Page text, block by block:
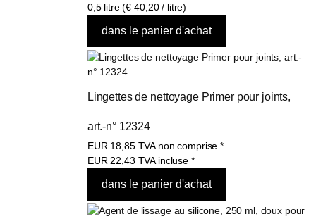
0,5 litre (€ 40,20 / litre)
Lingettes de nettoyage Primer pour joints,
art.-n° 12324
EUR 18,85 TVA non comprise *
EUR 22,43 TVA incluse *